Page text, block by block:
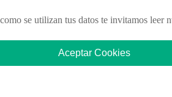
con los talentos, obtén
se utilizan tus datos te invitamos leer
Aceptar Cookies